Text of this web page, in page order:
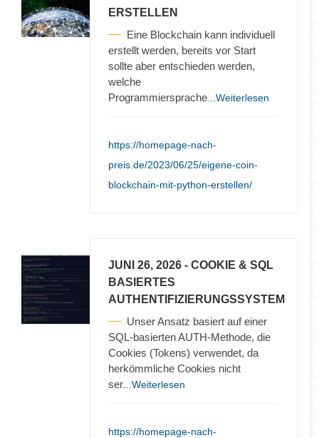
ERSTELLEN
Eine Blockchain kann individuell
erstellt werden, bereits vor Start
sollte aber entschieden werden,
welche
Programmiersprache ...Weiterlesen
https://homepage-nach-
preis.de/2023/06/25/eigene-coin-
blockchain-mit-python-erstellen/
JUNI 26, 2026 - COOKIE & SQL
BASIERTES
AUTHENTIFIZIERUNGSSYSTEM
Unser Ansatz basiert auf einer
SQL-basierten AUTH-Methode, die
Cookies (Tokens) verwendet, da
herkömmliche Cookies nicht
ser ...Weiterlesen
https://homepage-nach-